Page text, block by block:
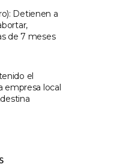
Detienen a
de 7 meses
el
empresa local